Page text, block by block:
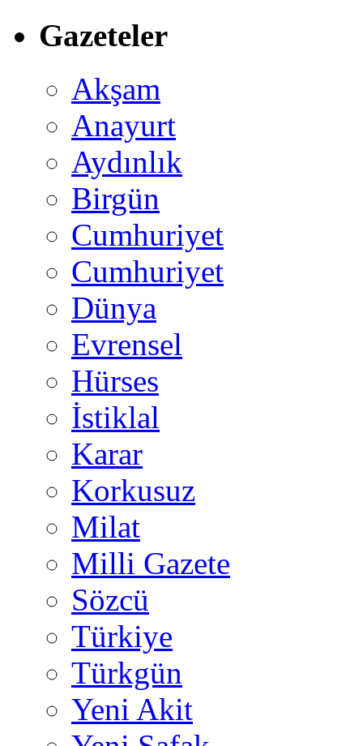
Gazeteler
Akşam
Anayurt
Aydınlık
Birgün
Cumhuriyet
Cumhuriyet
Dünya
Evrensel
Hürses
İstiklal
Karar
Korkusuz
Milat
Milli Gazete
Sözcü
Türkiye
Türkgün
Yeni Akit